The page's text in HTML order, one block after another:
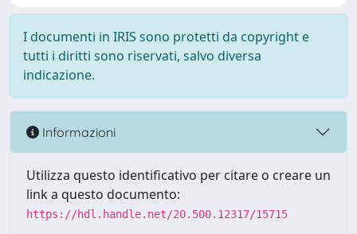
I documenti in IRIS sono protetti da copyright e
tutti i diritti sono riservati, salvo diversa
indicazione.
Informazioni
Utilizza questo identificativo per citare o creare un
link a questo documento:
https://hdl.handle.net/20.500.12317/15715